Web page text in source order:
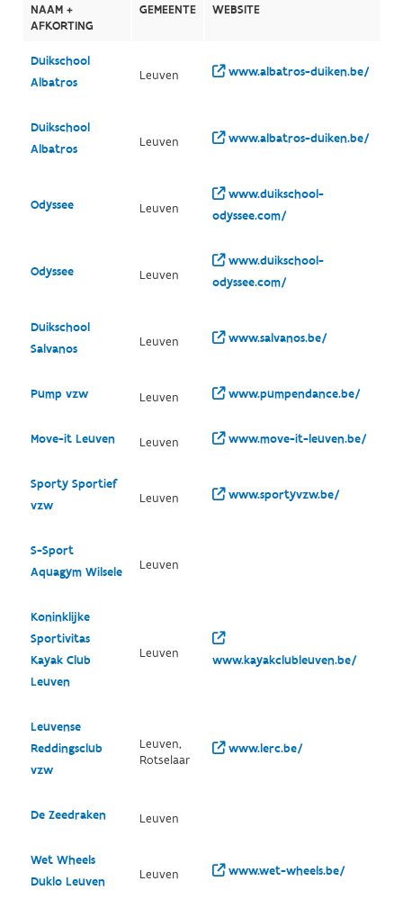
NAAM +
AFKORTING
GEMEENTE WEBSITE
Duikschool
Albatros
Leuven www.albatros-duiken.be/
Duikschool
Albatros
Leuven www.albatros-duiken.be/
Odyssee Leuven
www.duikschool-
odyssee.com/
Odyssee Leuven
www.duikschool-
odyssee.com/
Duikschool
Salvanos
Leuven www.salvanos.be/
Pump vzw Leuven www.pumpendance.be/
Move-it Leuven Leuven www.move-it-leuven.be/
Sporty Sportief
vzw
Leuven www.sportyvzw.be/
S-Sport
Aquagym Wilsele
Leuven
Koninklijke
Sportivitas
Kayak Club
Leuven
Leuven www.kayakclubleuven.be/
Leuvense
Reddingsclub
vzw
Leuven,
Rotselaar
www.lerc.be/
De Zeedraken Leuven
Wet Wheels
Duklo Leuven
Leuven www.wet-wheels.be/